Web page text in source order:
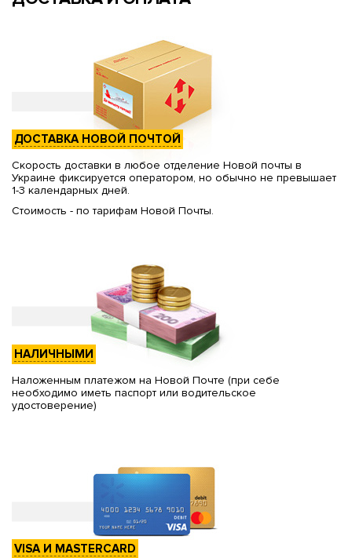
ДОСТАВКА НОВОЙ ПОЧТОЙ
Скорость доставки в любое отделение Новой почты в
Украине фиксируется оператором, но обычно не превышает
1-3 календарных дней.
Стоимость - по тарифам Новой Почты.
НАЛИЧНЫМИ
Наложенным платежом на Новой Почте (при себе
необходимо иметь паспорт или водительское
удостоверение)
VISA И MASTERCARD